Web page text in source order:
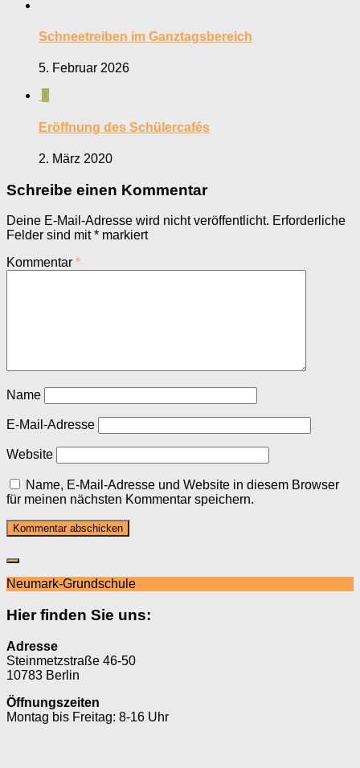
Schneetreiben im Ganztagsbereich
5. Februar 2026
0
Eröffnung des Schülercafés
2. März 2020
Schreibe einen Kommentar
Deine E-Mail-Adresse wird nicht veröffentlicht. Erforderliche
Felder sind mit* markiert
Kommentar *
Name
E-Mail-Adresse
Website
Name, E-Mail-Adresse und Website in diesem Browser
für meinen nächsten Kommentar speichern.
Neumark-Grundschule
Hier finden Sie uns:
Adresse
Steinmetzstraße 46-50
10783 Berlin
Öffnungszeiten
Montag bis Freitag: 8-16 Uhr